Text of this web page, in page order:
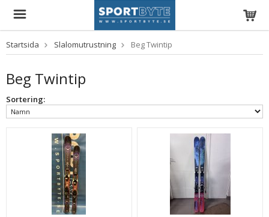
Startsida Slalomutrustning Beg Twintip
Beg Twintip
Sortering: